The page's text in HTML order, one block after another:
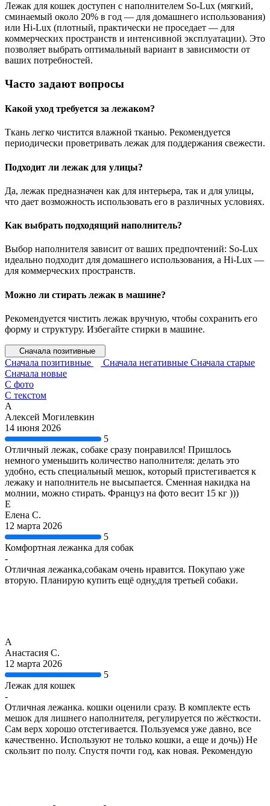
Лежак для кошек доступен с наполнителем So-Lux (мягкий,
сминаемый около 20% в год — для домашнего использования)
или Hi-Lux (плотный, практически не проседает — для
коммерческих пространств и интенсивной эксплуатации). Это
позволяет выбрать оптимальный вариант в зависимости от
ваших потребностей.
Часто задают вопросы
Какой уход требуется за лежаком?
Ткань легко чистится влажной тканью. Рекомендуется
периодически проветривать лежак для поддержания свежести.
Подходит ли лежак для улицы?
Да, лежак предназначен как для интерьера, так и для улицы,
что дает возможность использовать его в различных условиях.
Как выбрать подходящий наполнитель?
Выбор наполнителя зависит от ваших предпочтений: So-Lux
идеально подходит для домашнего использования, а Hi-Lux —
для коммерческих пространств.
Можно ли стирать лежак в машине?
Рекомендуется чистить лежак вручную, чтобы сохранить его
форму и структуру. Избегайте стирки в машине.
Сначала позитивные
Сначала позитивные Сначала негативные Сначала старые
Сначала новые
С фото
С текстом
А
Алексей Могилевкин
14 июня 2026
5
Отличный лежак, собаке сразу понравился! Пришлось
немного уменьшить количество наполнителя: делать это
удобно, есть специальный мешок, который пристегивается к
лежаку и наполнитель не высыпается. Сменная накидка на
молнии, можно стирать. Француз на фото весит 15 кг )))
Е
Елена С.
12 марта 2026
5
Комфортная лежанка для собак
-
Отличная лежанка,собакам очень нравится. Покупаю уже
вторую. Планирую купить ещё одну,для третьей собаки.
А
Анастасия С.
12 марта 2026
5
Лежак для кошек
-
Отличная лежанка. кошки оценили сразу. В комплекте есть
мешок для лишнего наполнителя, регулируется по жёсткости.
Сам верх хорошо отстегивается. Пользуемся уже давно, все
качественно. Используют не только кошки, а еще и дочь)) Не
скользит по полу. Спустя почти год, как новая. Рекомендую